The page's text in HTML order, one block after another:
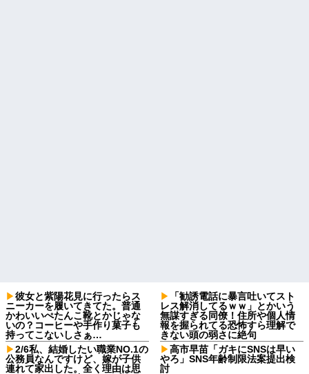
彼女と紫陽花見に行ったらス
ニーカーを履いてきてた。普通
かわいいぺたんこ靴とかじゃな
いの？コーヒーや手作り菓子も
持ってこないしさぁ…
2/6私、結婚したい職業NO.1の
公務員なんですけど、嫁が子供
連れて家出した。全く理由は思
「勧誘電話に暴言吐いてスト
レス解消してるｗｗ」とかいう
無謀すぎる同僚！住所や個人情
報を握られてる恐怖すら理解で
きない頭の弱さに絶句
高市早苗「ガキにSNSは早い
やろ」SNS年齢制限法案提出検
討